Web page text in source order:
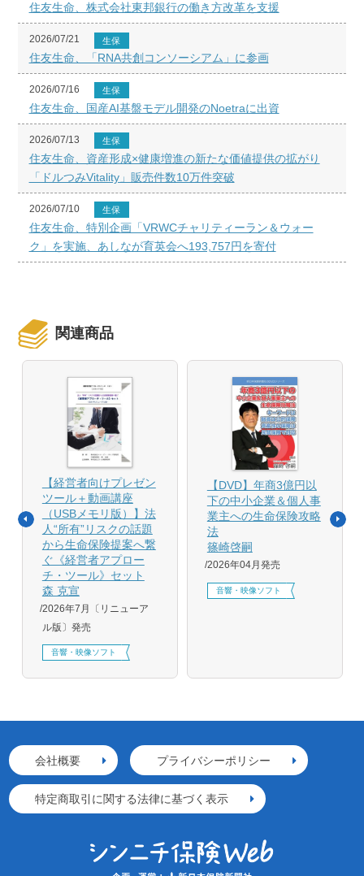
住友生命、株式会社東邦銀行の働き方改革を支援
2026/07/21 生保
住友生命、「RNA共創コンソーシアム」に参画
2026/07/16 生保
住友生命、国産AI基盤モデル開発のNoetraに出資
2026/07/13 生保
住友生命、資産形成×健康増進の新たな価値提供の拡がり
「ドルつみVitality」販売件数10万件突破
2026/07/10 生保
住友生命、特別企画「VRWCチャリティーラン＆ウォー
ク」を実施、あしなが育英会へ193,757円を寄付
関連商品
【経営者向けプレゼン
ツール＋動画講座
（USBメモリ版）】法
人“所有”リスクの話題
から生命保険提案へ繋
ぐ《経営者アプロー
チ・ツール》セット
森 克宣
2026年7月〔リニューア
ル版〕発売
音響・映像ソフト
【DVD】年商3億円以
下の中小企業＆個人事
業主への生命保険攻略
法
篠崎啓嗣
2026年04月発売
音響・映像ソフト
会社概要 プライバシーポリシー
特定商取引に関する法律に基づく表示